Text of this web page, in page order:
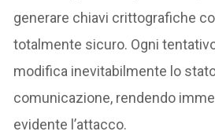
generare chiavi crittografiche
totalmente sicuro. Ogni
modifica inevitabilmente lo
comunicazione, rendendo
evidente l’attacco.